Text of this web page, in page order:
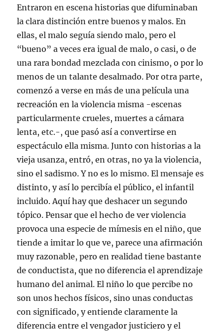
Entraron en escena historias que difuminaban
la clara distinción entre buenos y malos. En
ellas, el malo seguía siendo malo, pero el
“bueno” a veces era igual de malo, o casi, o de
una rara bondad mezclada con cinismo, o por lo
menos de un talante desalmado. Por otra parte,
comenzó a verse en más de una película una
recreación en la violencia misma -escenas
particularmente crueles, muertes a cámara
lenta, etc.-, que pasó así a convertirse en
espectáculo ella misma. Junto con historias a la
vieja usanza, entró, en otras, no ya la violencia,
sino el sadismo. Y no es lo mismo. El mensaje es
distinto, y así lo percibía el público, el infantil
incluido. Aquí hay que deshacer un segundo
tópico. Pensar que el hecho de ver violencia
provoca una especie de mímesis en el niño, que
tiende a imitar lo que ve, parece una afirmación
muy razonable, pero en realidad tiene bastante
de conductista, que no diferencia el aprendizaje
humano del animal. El niño lo que percibe no
son unos hechos físicos, sino unas conductas
con significado, y entiende claramente la
diferencia entre el vengador justiciero y el